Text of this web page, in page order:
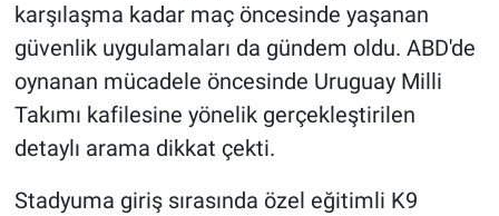
karşılaşma kadar maç öncesinde yaşanan
güvenlik uygulamaları da gündem oldu. ABD'de
oynanan mücadele öncesinde Uruguay Milli
Takımı kafilesine yönelik gerçekleştirilen
detaylı arama dikkat çekti.
Stadyuma giriş sırasında özel eğitimli K9
HABERDE İNSAN
POLİTİKA
MAGAZİN